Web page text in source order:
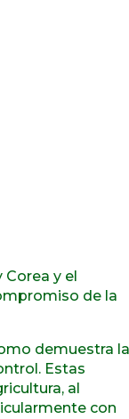
y el
de la
demuestra la
Estas
al
con